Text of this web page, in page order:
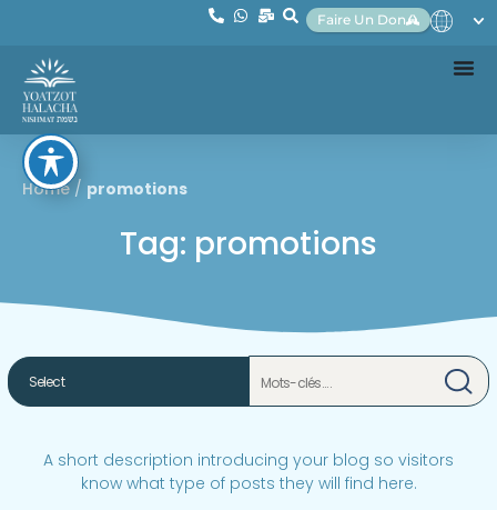
Faire Un Don
Home/ promotions
Tag: promotions
A short description introducing your blog so visitors
know what type of posts they will find here.